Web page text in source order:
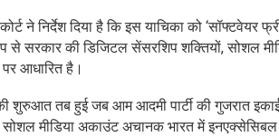
ने निर्देश दिया है कि इस याचिका को
से सरकार की डिजिटल सेंसरशिप शक्तियों, सोशल
आधारित है।
शुरुआत तब हुई जब आम आदमी पार्टी की गुजरात
सोशल मीडिया अकाउंट अचानक भारत में